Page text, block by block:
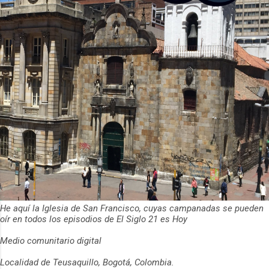
He aquí la Iglesia de San Francisco, cuyas campanadas se pueden
oír en todos los episodios de El Siglo 21 es Hoy
Medio comunitario digital
Localidad de Teusaquillo, Bogotá, Colombia.